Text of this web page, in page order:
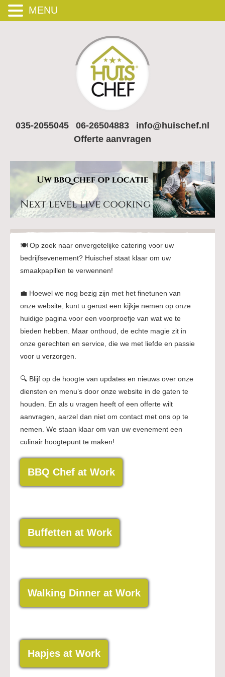
035-2055045 06-26504883
info@huischef.nl
Offerte aanvragen
🍽️ Op zoek naar onvergetelijke catering voor uw
bedrijfsevenement? Huischef staat klaar om uw
smaakpapillen te verwennen!
💼 Hoewel we nog bezig zijn met het finetunen van
onze website, kunt u gerust een kijkje nemen op onze
huidige pagina voor een voorproefje van wat we te
bieden hebben. Maar onthoud, de echte magie zit in
onze gerechten en service, die we met liefde en passie
voor u verzorgen.
🔍 Blijf op de hoogte van updates en nieuws over onze
diensten en menu’s door onze website in de gaten te
houden. En als u vragen heeft of een offerte wilt
aanvragen, aarzel dan niet om contact met ons op te
nemen. We staan klaar om van uw evenement een
culinair hoogtepunt te maken!
BBQ Chef at Work
Buffetten at Work
Walking Dinner at Work
Hapjes at Work
MENU